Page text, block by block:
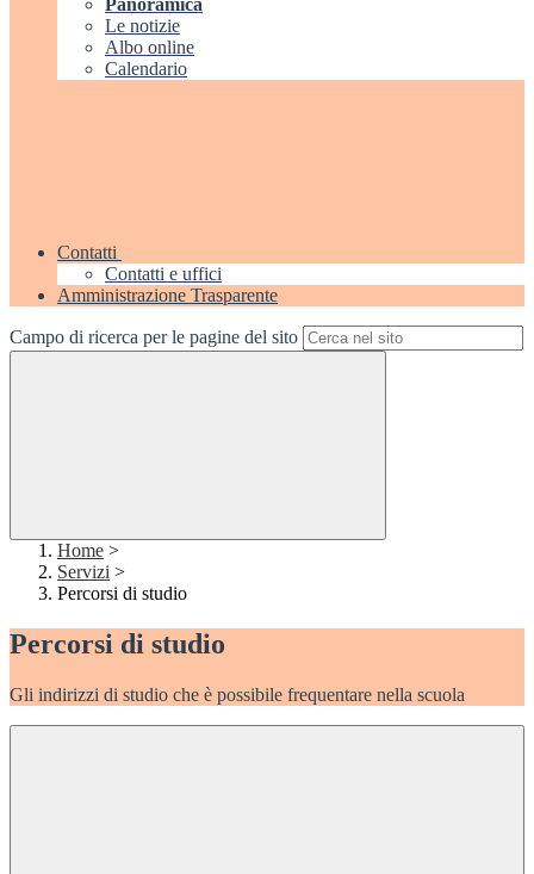
Panoramica
Le notizie
Albo online
Calendario
Contatti
Contatti e uffici
Amministrazione Trasparente
Campo di ricerca per le pagine del sito
Home >
Servizi >
Percorsi di studio
Percorsi di studio
Gli indirizzi di studio che è possibile frequentare nella scuola